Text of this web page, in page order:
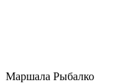
Маршала Рыбалко